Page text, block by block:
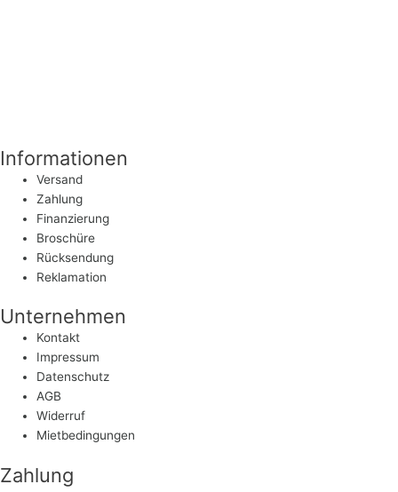
Informationen
Versand
Zahlung
Finanzierung
Broschüre
Rücksendung
Reklamation
Unternehmen
Kontakt
Impressum
Datenschutz
AGB
Widerruf
Mietbedingungen
Zahlung